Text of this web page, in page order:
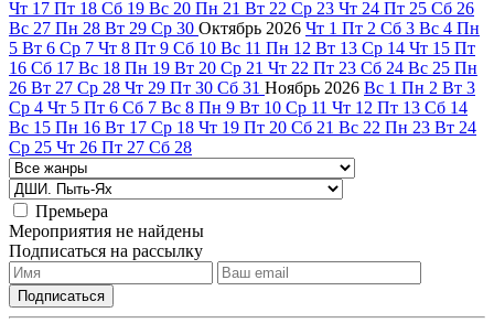
Чт 17 Пт 18 Сб 19 Вс 20 Пн 21 Вт 22 Ср 23 Чт 24 Пт 25 Сб 26
Вс 27 Пн 28 Вт 29 Ср 30 Октябрь 2026 Чт 1 Пт 2 Сб 3 Вс 4 Пн
5 Вт 6 Ср 7 Чт 8 Пт 9 Сб 10 Вс 11 Пн 12 Вт 13 Ср 14 Чт 15 Пт
16 Сб 17 Вс 18 Пн 19 Вт 20 Ср 21 Чт 22 Пт 23 Сб 24 Вс 25 Пн
26 Вт 27 Ср 28 Чт 29 Пт 30 Сб 31 Ноябрь 2026 Вс 1 Пн 2 Вт 3
Ср 4 Чт 5 Пт 6 Сб 7 Вс 8 Пн 9 Вт 10 Ср 11 Чт 12 Пт 13 Сб 14
Вс 15 Пн 16 Вт 17 Ср 18 Чт 19 Пт 20 Сб 21 Вс 22 Пн 23 Вт 24
Ср 25 Чт 26 Пт 27 Сб 28
Премьера
Мероприятия не найдены
Подписаться на рассылку